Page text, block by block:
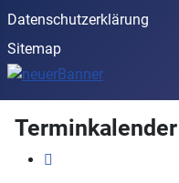
Datenschutzerklärung
Sitemap
Terminkalender